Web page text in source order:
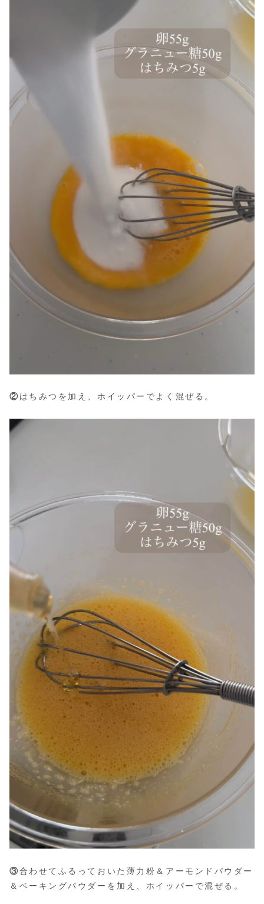
② はちみつを加え、ホイッパーでよく混ぜる。
③合わせてふるっておいた薄力粉＆アーモンドパウダー
＆ベーキングパウダーを加え、ホイッパーで混ぜる。